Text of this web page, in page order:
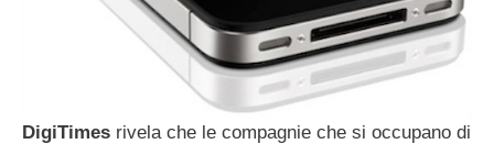
DigiTimes rivela che le compagnie che si occupano di